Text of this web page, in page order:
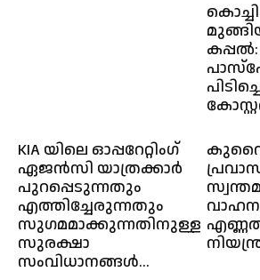
മുങ്ങിയ
KIA യിലെ ഓപ്പറേറ്റിംഗ്
ഏജൻസി യാത്രക്കാർ
പുറപ്പെടുന്നതും
എത്തിച്ചേരുന്നതും
സുഗമമാക്കുന്നതിനുള്ള
സുരക്ഷാ
സംവിധാനങ്ങൾ...